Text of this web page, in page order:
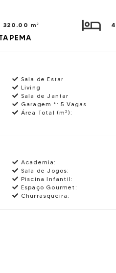
320.00 m²
Sala de Estar
Living
Sala de Jantar
Garagem *:5 Vagas
Área Total (m²):
Academia:
Sala de Jogos:
Piscina Infantil:
Espaço Gourmet:
Churrasqueira: